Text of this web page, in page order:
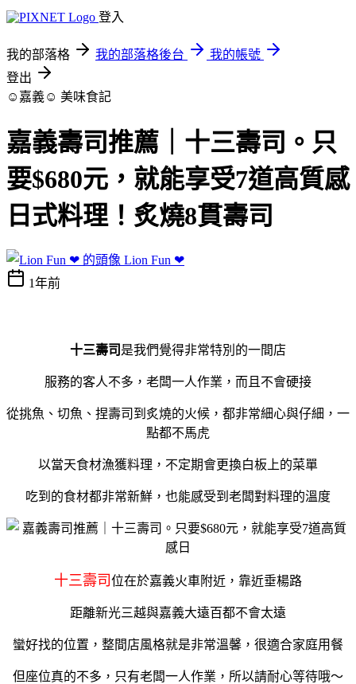
登入
我的部落格 我的部落格後台
我的帳號
登出
☺嘉義☺ 美味食記
嘉義壽司推薦｜十三壽司。只
要$680元，就能享受7道高質感
日式料理！炙燒8貫壽司
Lion Fun ❤
1年前
十三壽司 是我們覺得非常特別的一間店
服務的客人不多，老闆一人作業，而且不會硬接
從挑魚、切魚、捏壽司到炙燒的火候，都非常細心與仔細，一
點都不馬虎
以當天食材漁獲料理，不定期會更換白板上的菜單
吃到的食材都非常新鮮，也能感受到老闆對料理的溫度
十三壽司位在於嘉義火車附近，靠近垂楊路
距離新光三越與嘉義大遠百都不會太遠
蠻好找的位置，整間店風格就是非常溫馨，很適合家庭用餐
但座位真的不多，只有老闆一人作業，所以請耐心等待哦～